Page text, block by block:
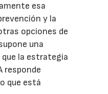
esa
y la
opciones de
una
la estrategia
responde
que está